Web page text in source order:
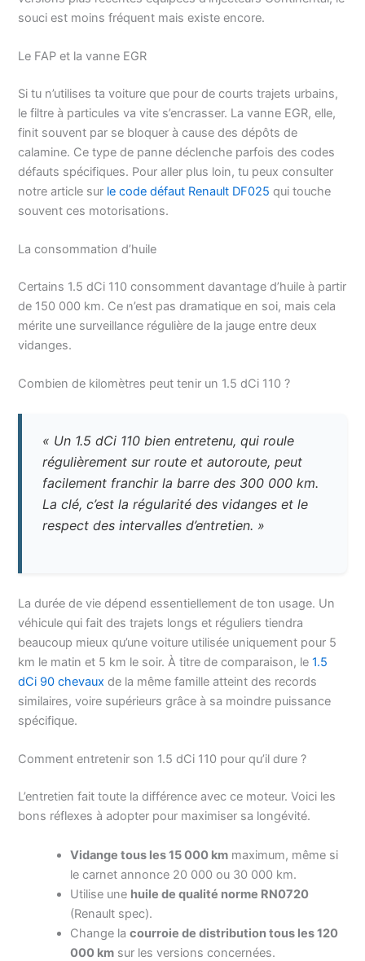
souci est moins fréquent mais existe encore.
Le FAP et la vanne EGR
Si tu n’utilises ta voiture que pour de courts trajets urbains,
le filtre à particules va vite s’encrasser. La vanne EGR, elle,
finit souvent par se bloquer à cause des dépôts de
calamine. Ce type de panne déclenche parfois des codes
défauts spécifiques. Pour aller plus loin, tu peux consulter
notre article sur le code défaut Renault DF025 qui touche
souvent ces motorisations.
La consommation d’huile
Certains 1.5 dCi 110 consomment davantage d’huile à partir
de 150 000 km. Ce n’est pas dramatique en soi, mais cela
mérite une surveillance régulière de la jauge entre deux
vidanges.
Combien de kilomètres peut tenir un 1.5 dCi 110 ?
« Un 1.5 dCi 110 bien entretenu, qui roule
régulièrement sur route et autoroute, peut
facilement franchir la barre des 300 000 km.
La clé, c’est la régularité des vidanges et le
respect des intervalles d’entretien. »
La durée de vie dépend essentiellement de ton usage. Un
véhicule qui fait des trajets longs et réguliers tiendra
beaucoup mieux qu’une voiture utilisée uniquement pour 5
km le matin et 5 km le soir. À titre de comparaison, le1.5
dCi 90 chevaux de la même famille atteint des records
similaires, voire supérieurs grâce à sa moindre puissance
spécifique.
Comment entretenir son 1.5 dCi 110 pour qu’il dure ?
L’entretien fait toute la différence avec ce moteur. Voici les
bons réflexes à adopter pour maximiser sa longévité.
Vidange tous les 15 000 km maximum, même si
le carnet annonce 20 000 ou 30 000 km.
Utilise une huile de qualité norme RN0720
(Renault spec).
Change lacourroie de distribution tous les 120
000 km sur les versions concernées.